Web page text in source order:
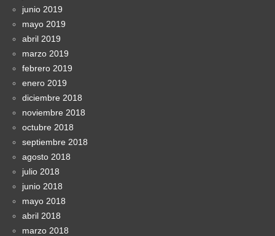
junio 2019
mayo 2019
abril 2019
marzo 2019
febrero 2019
enero 2019
diciembre 2018
noviembre 2018
octubre 2018
septiembre 2018
agosto 2018
julio 2018
junio 2018
mayo 2018
abril 2018
marzo 2018